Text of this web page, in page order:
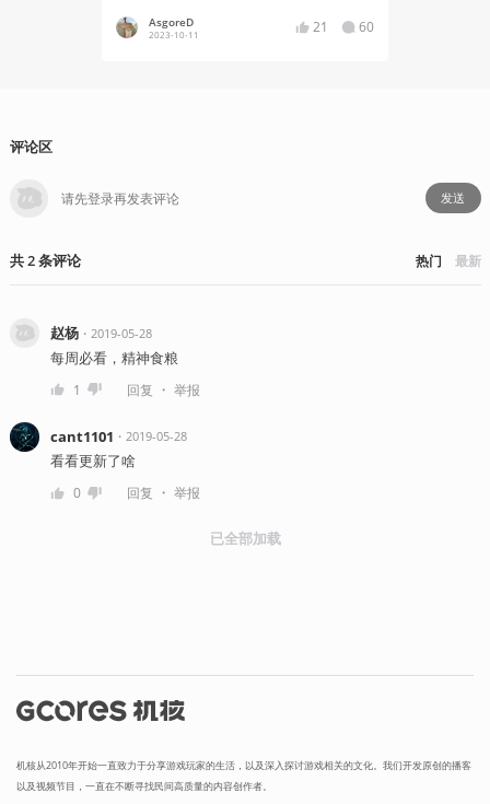
AsgoreD
2023-10-11 21 60
评论区
发送
共2条评论 热门 最新
赵杨・ 2019-05-28
每周必看，精神食粮
1 回复 ・ 举报
cant1101 ・ 2019-05-28
看看更新了啥
0 回复 ・ 举报
已全部加载
机核从2010年开始一直致力于分享游戏玩家的生活，以及深入探讨游戏相关的文化。我们开发原创的播客
以及视频节目，一直在不断寻找民间高质量的内容创作者。